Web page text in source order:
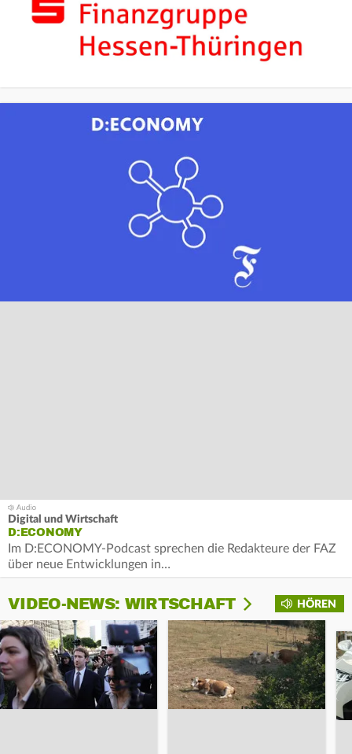
Digital und Wirtschaft
D:ECONOMY
Im D:ECONOMY-Podcast sprechen die Redakteure der FAZ
über neue Entwicklungen in…
HÖREN
VIDEO-NEWS: WIRTSCHAFT